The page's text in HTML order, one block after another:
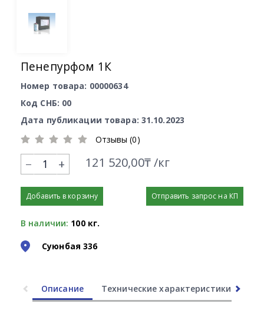
Пенепурфом 1К
Номер товара: 00000634
Код СНБ: 00
Дата публикации товара: 31.10.2023
Отзывы (0)
+ 121 520,00₸ /кг
Добавить в корзину Отправить запрос на КП
В наличии: 100 кг.
Суюнбая 336
Описание Технические характеристики